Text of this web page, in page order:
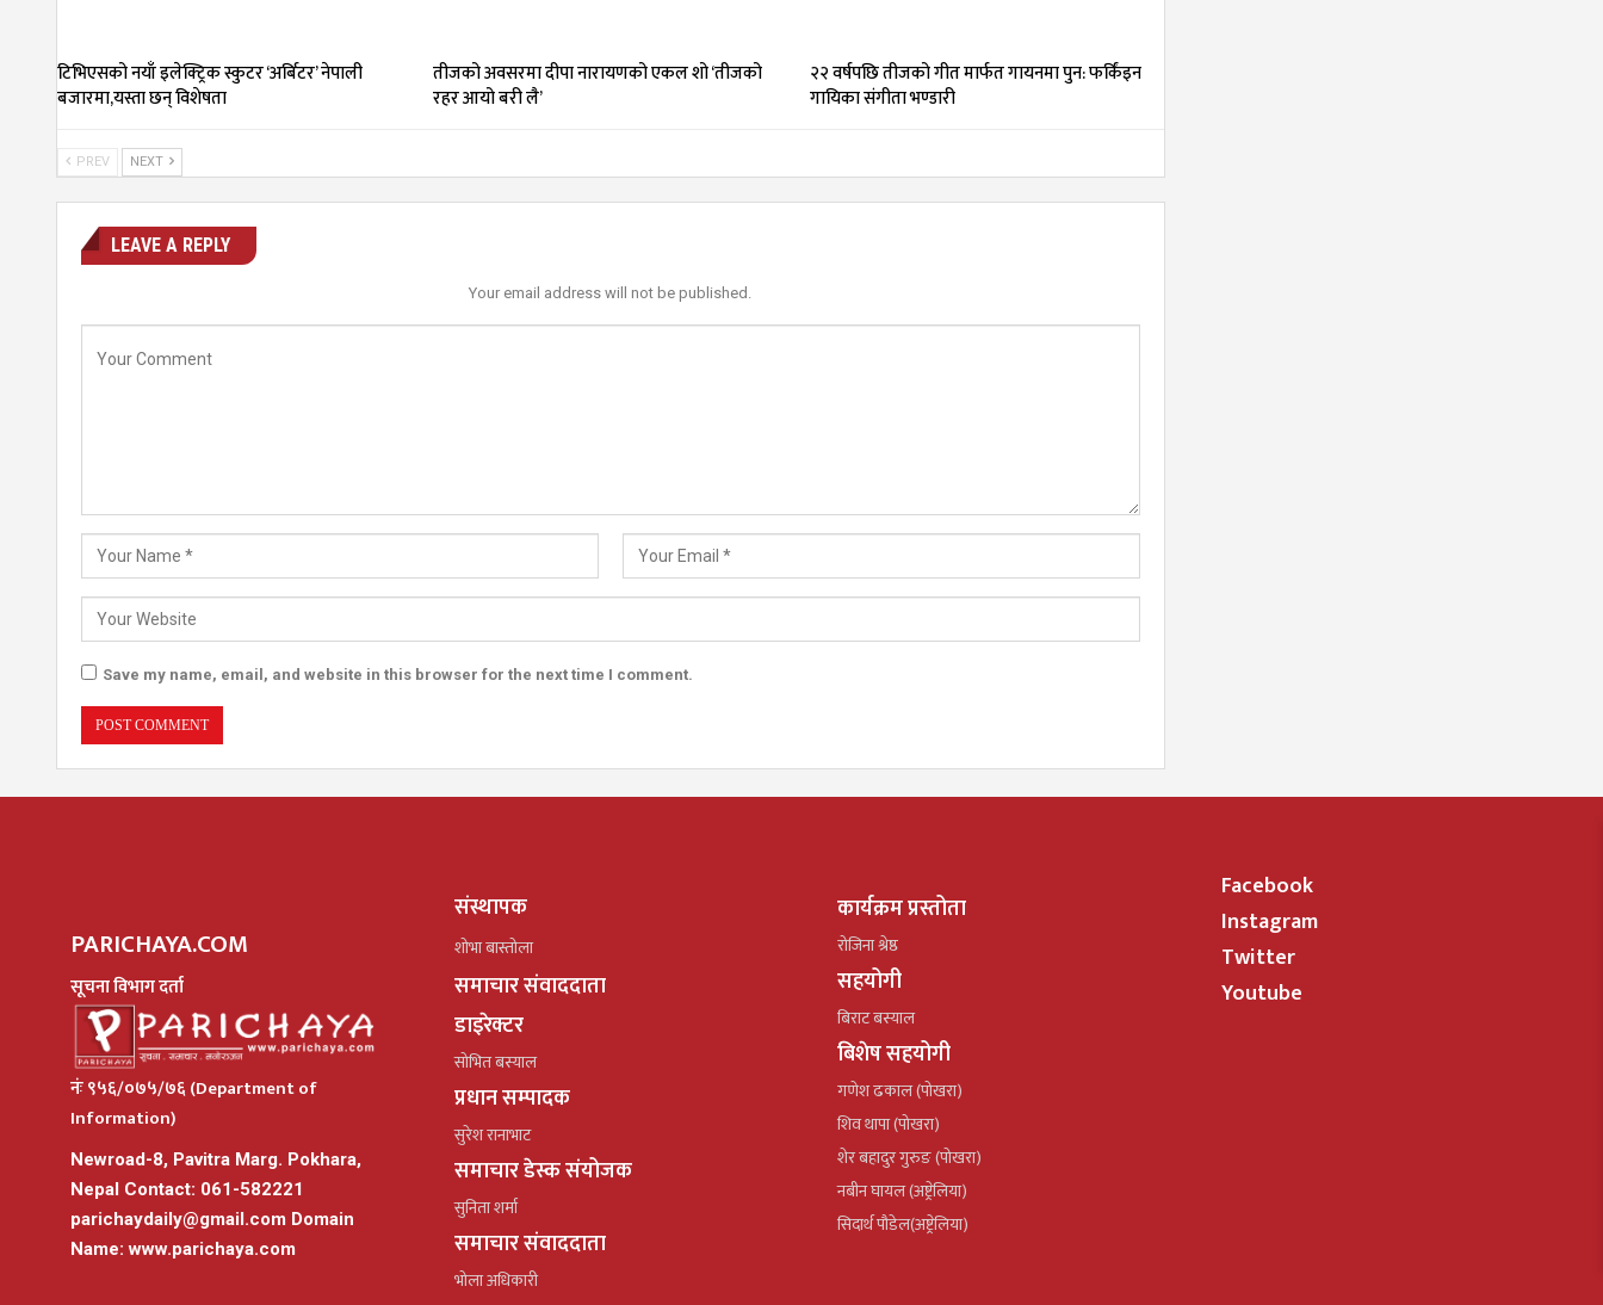
टिभिएसको नयाँ इलेक्ट्रिक स्कुटर ‘अर्बिटर’ नेपाली
बजारमा,यस्ता छन् विशेषता
तीजको अवसरमा दीपा नारायणको एकल शो ‘तीजको
रहर आयो बरी लै’
२२ वर्षपछि तीजको गीत मार्फत गायनमा पुन: फर्किंइन
गायिका संगीता भण्डारी
PREV NEXT
LEAVE A REPLY
Your email address will not be published.
Save my name, email, and website in this browser for the next time I comment.
PARICHAYA.COM
सूचना विभाग दर्ता
नंः ९५६/०७५/७६ (Department of
Information)
Newroad-8, Pavitra Marg. Pokhara,
Nepal Contact: 061-582221
parichaydaily@gmail.com Domain
Name: www.parichaya.com
संस्थापक
शोभा बास्तोला
समाचार संवाददाता
डाइरेक्टर
सोभित बस्याल
प्रधान सम्पादक
सुरेश रानाभाट
समाचार डेस्क संयोजक
सुनिता शर्मा
समाचार संवाददाता
भोला अधिकारी
कार्यक्रम प्रस्तोता
रोजिना श्रेष्ठ
सहयोगी
बिराट बस्याल
बिशेष सहयोगी
गणेश ढकाल (पोखरा)
शिव थापा (पोखरा)
शेर बहादुर गुरुङ (पोखरा)
नबीन घायल (अष्ट्रेलिया)
सिदार्थ पौडेल(अष्ट्रेलिया)
Facebook
Instagram
Twitter
Youtube